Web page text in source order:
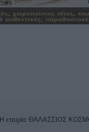
Η εταιρία ΘΑΛΑΣΣΙΟΣ